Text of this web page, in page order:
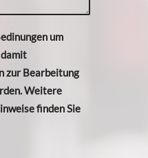
um
zur Bearbeitung
Weitere
finden Sie